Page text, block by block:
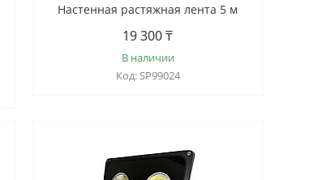
Настенная растяжная лента 5 м
19 300 ₸
В наличии
SP99024